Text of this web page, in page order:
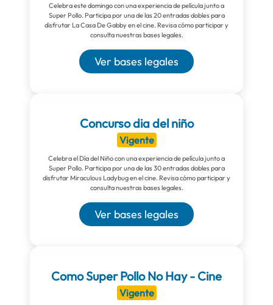
Celebra este domingo con una experiencia de película junto a
Super Pollo. Participa por una de las 20 entradas dobles para
disfrutar La Casa De Gabby en el cine. Revisa cómo participar y
consulta nuestras bases legales.
Ver bases legales
Concurso dia del niño
Vigente
Celebra el Día del Niño con una experiencia de película junto a
Super Pollo. Participa por una de las 30 entradas dobles para
disfrutar Miraculous Ladybug en el cine. Revisa cómo participar y
consulta nuestras bases legales.
Ver bases legales
Como Super Pollo No Hay - Cine
Vigente